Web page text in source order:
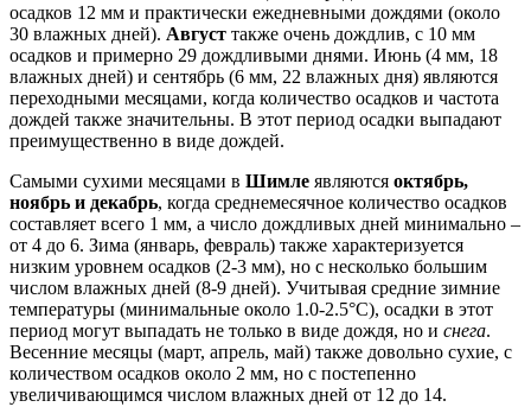
осадков 12 мм и практически ежедневными дождями (около
30 влажных дней). Август также очень дождлив, с 10 мм
осадков и примерно 29 дождливыми днями. Июнь (4 мм, 18
влажных дней) и сентябрь (6 мм, 22 влажных дня) являются
переходными месяцами, когда количество осадков и частота
дождей также значительны. В этот период осадки выпадают
преимущественно в виде дождей.
Самыми сухими месяцами в Шимле являются октябрь,
ноябрь и декабрь, когда среднемесячное количество осадков
составляет всего 1 мм, а число дождливых дней минимально –
от 4 до 6. Зима (январь, февраль) также характеризуется
низким уровнем осадков (2-3 мм), но с несколько большим
числом влажных дней (8-9 дней). Учитывая средние зимние
температуры (минимальные около 1.0-2.5°C), осадки в этот
период могут выпадать не только в виде дождя, но и снега.
Весенние месяцы (март, апрель, май) также довольно сухие, с
количеством осадков около 2 мм, но с постепенно
увеличивающимся числом влажных дней от 12 до 14.